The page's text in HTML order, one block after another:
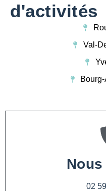
d'activités
Val-
02